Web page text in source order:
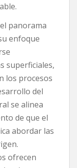
panorama
enfoque
superficiales,
los procesos
del
se alinea
de que el
abordar las
ofrecen